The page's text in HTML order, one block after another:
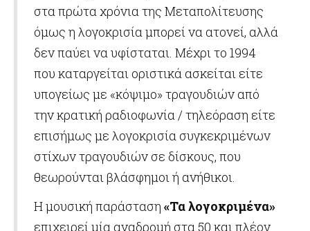
στα πρώτα χρόνια της Μεταπολίτευσης
όμως η λογοκρισία μπορεί να ατονεί, αλλά
δεν παύει να υφίσταται. Μέχρι το 1994
που καταργείται οριστικά ασκείται είτε
υπογείως με «κόψιμο» τραγουδιών από
την κρατική ραδιοφωνία / τηλεόραση είτε
επισήμως με λογοκρισία συγκεκριμένων
στίχων τραγουδιών σε δίσκους, που
θεωρούνται βλάσφημοι ή ανήθικοι.
Η μουσική παράσταση «Τα λογοκριμένα»
επιχειρεί μία αναδρομή στα 50 και πλέον